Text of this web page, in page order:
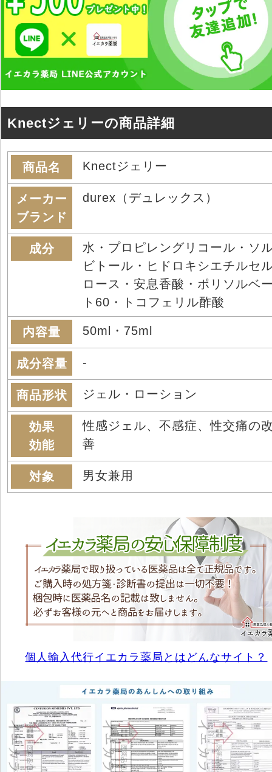
Knectジェリーの商品詳細
商品名 Knectジェリー
メーカー
ブランド
durex（デュレックス）
成分
水・プロピレングリコール・ソ
ビトール・ヒドロキシエチルセ
ロース・安息香酸・ポリソルベ
ト60・トコフェリル酢酸
内容量 50ml・75ml
成分容量 -
商品形状 ジェル・ローション
効果
効能
性感ジェル、不感症、性交痛の
善
対象 男女兼用
個人輸入代行イエカラ薬局とはどんなサイト？